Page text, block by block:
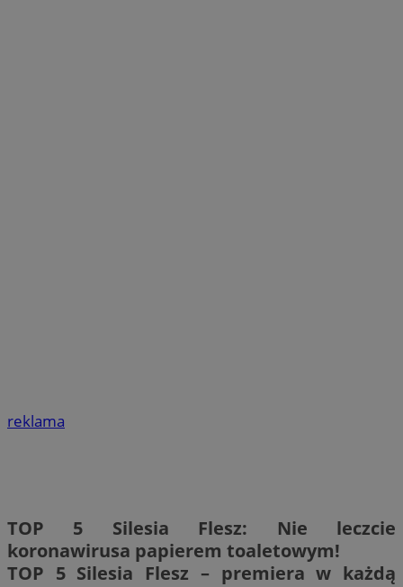
reklama
TOP 5 Silesia Flesz: Nie leczcie
koronawirusa papierem toaletowym!
TOP 5 Silesia Flesz – premiera w każdą